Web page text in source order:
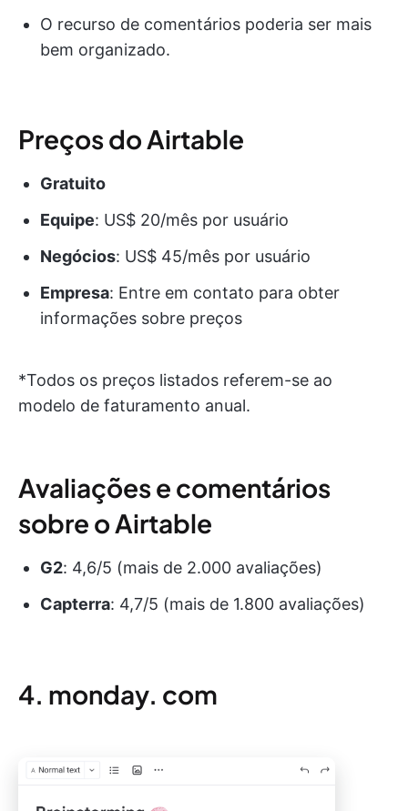
O recurso de comentários poderia ser mais
bem organizado.
Preços do Airtable
Gratuito
Equipe: US$ 20/mês por usuário
Negócios: US$ 45/mês por usuário
Empresa: Entre em contato para obter
informações sobre preços
*Todos os preços listados referem-se ao
modelo de faturamento anual.
Avaliações e comentários
sobre o Airtable
G2: 4,6/5 (mais de 2.000 avaliações)
Capterra: 4,7/5 (mais de 1.800 avaliações)
4. monday. com